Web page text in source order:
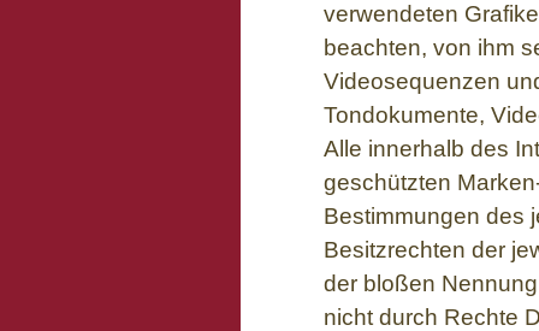
verwendeten
beachten, von ihm
Videosequenzen
Tondokumente,
Alle innerhalb des
geschützten
Bestimmungen des
Besitzrechten der
der bloßen
nicht durch Rechte